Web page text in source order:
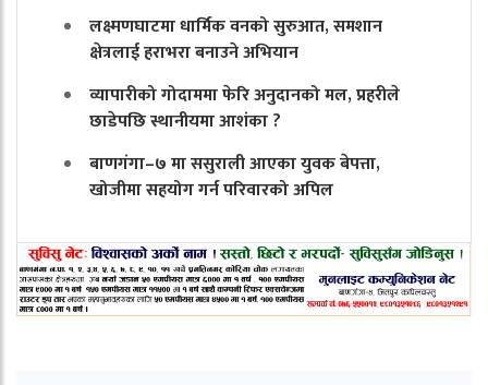
लक्ष्मणघाटमा धार्मिक वनको सुरुआत, समशान
क्षेत्रलाई हराभरा बनाउने अभियान
व्यापारीको गोदाममा फेरि अनुदानको मल, प्रहरीले
छाडेपछि स्थानीयमा आशंका ?
बाणगंगा–७ मा ससुराली आएका युवक बेपत्ता,
खोजीमा सहयोग गर्न परिवारको अपिल